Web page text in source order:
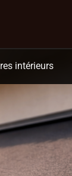
intérieurs